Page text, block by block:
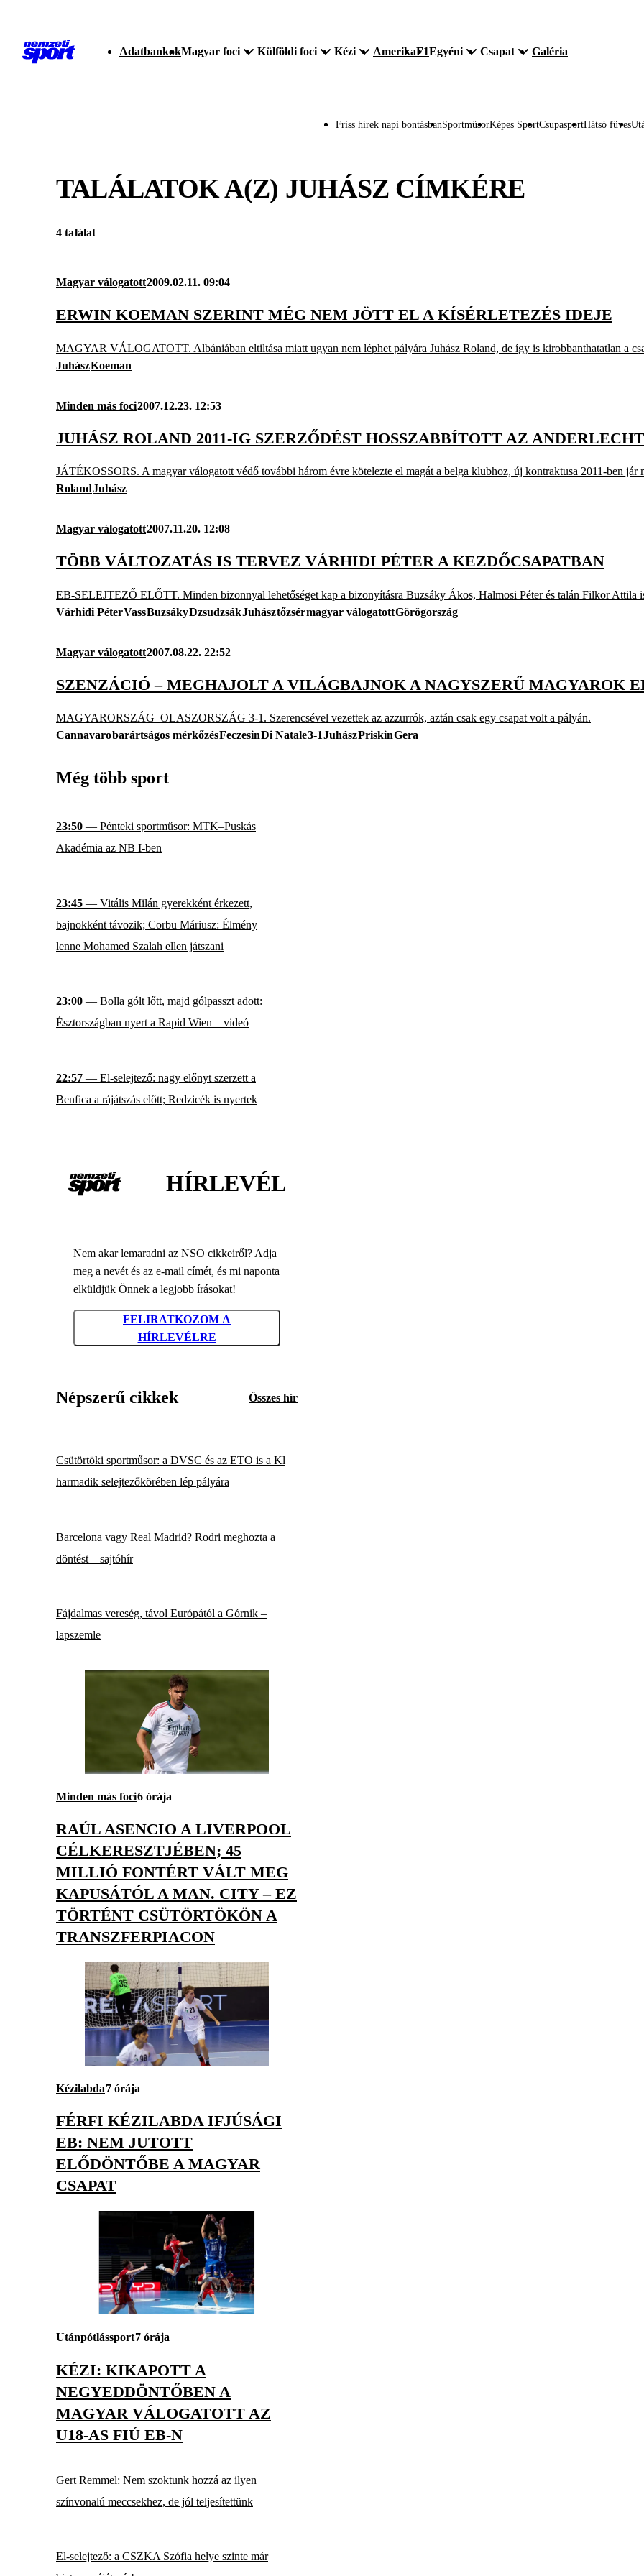
AdatbankokMagyar foci Külföldi foci Kézi AmerikaF1Egyéni Csapat Galéria
Friss hírek napi bontásbanSportműsorKépes SportCsupasportHátsó füves
TALÁLATOK A(Z) JUHÁSZ CÍMKÉRE
4 találat
Magyar válogatott2009.02.11. 09:04
ERWIN KOEMAN SZERINT MÉG NEM JÖTT EL A KÍSÉRLETEZÉS IDEJE
MAGYAR VÁLOGATOTT. Albániában eltiltása miatt ugyan nem léphet pályára Juhász Roland, de így is kirobbanthatatlan a
JuhászKoeman
Minden más foci2007.12.23. 12:53
JUHÁSZ ROLAND 2011-IG SZERZŐDÉST HOSSZABBÍTOTT AZ
JÁTÉKOSSORS. A magyar válogatott védő további három évre kötelezte el magát a belga klubhoz, új kontraktusa 2011-ben jár
RolandJuhász
Magyar válogatott2007.11.20. 12:08
TÖBB VÁLTOZATÁS IS TERVEZ VÁRHIDI PÉTER A KEZDŐCSAPATBAN
EB-SELEJTEZŐ ELŐTT. Minden bizonnyal lehetőséget kap a bizonyításra Buzsáky Ákos, Halmosi Péter és talán Filkor Attila
Várhidi PéterVassBuzsákyDzsudzsákJuhásztőzsérmagyar válogatottGörögország
Magyar válogatott2007.08.22. 22:52
SZENZÁCIÓ – MEGHAJOLT A VILÁGBAJNOK A NAGYSZERŰ MAGYAROK
MAGYARORSZÁG–OLASZORSZÁG 3-1. Szerencsével vezettek az azzurrók, aztán csak egy csapat volt a pályán.
Cannavarobarártságos mérkőzésFeczesinDi Natale3-1JuhászPriskinGera
Még több sport
23:50 — Pénteki sportműsor: MTK–Puskás
Akadémia az NB I-ben
23:45 — Vitális Milán gyerekként érkezett,
bajnokként távozik; Corbu Máriusz: Élmény
lenne Mohamed Szalah ellen játszani
23:00 — Bolla gólt lőtt, majd gólpasszt adott:
Észtországban nyert a Rapid Wien – videó
22:57 — El-selejtező: nagy előnyt szerzett a
Benfica a rájátszás előtt; Redzicék is nyertek
HÍRLEVÉL
Nem akar lemaradni az NSO cikkeiről? Adja
meg a nevét és az e-mail címét, és mi naponta
elküldjük Önnek a legjobb írásokat!
FELIRATKOZOM A
HÍRLEVÉLRE
Népszerű cikkek Összes hír
Csütörtöki sportműsor: a DVSC és az ETO is a Kl
harmadik selejtezőkörében lép pályára
Barcelona vagy Real Madrid? Rodri meghozta a
döntést – sajtóhír
Fájdalmas vereség, távol Európától a Górnik –
lapszemle
Minden más foci6 órája
RAÚL ASENCIO A LIVERPOOL
CÉLKERESZTJÉBEN; 45
MILLIÓ FONTÉRT VÁLT MEG
KAPUSÁTÓL A MAN. CITY – EZ
TÖRTÉNT CSÜTÖRTÖKÖN A
TRANSZFERPIACON
Kézilabda7 órája
FÉRFI KÉZILABDA IFJÚSÁGI
EB: NEM JUTOTT
ELŐDÖNTŐBE A MAGYAR
CSAPAT
Utánpótlássport7 órája
KÉZI: KIKAPOTT A
NEGYEDDÖNTŐBEN A
MAGYAR VÁLOGATOTT AZ
U18-AS FIÚ EB-N
Gert Remmel: Nem szoktunk hozzá az ilyen
színvonalú meccsekhez, de jól teljesítettünk
El-selejtező: a CSZKA Szófia helye szinte már